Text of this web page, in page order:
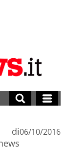
di06/10/2016